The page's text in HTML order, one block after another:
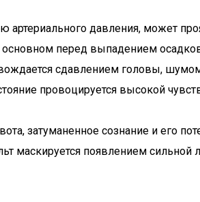
давления, может
перед выпадением
сдавлением головы,
провоцируется высокой
затуманенное сознание и его
маскируется появлением сильной